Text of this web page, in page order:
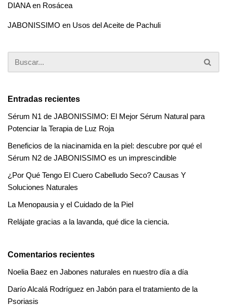
DIANAen Rosácea
JABONISSIMO en Usos del Aceite de Pachuli
Entradas recientes
Sérum N1 de JABONISSIMO: El Mejor Sérum Natural para
Potenciar la Terapia de Luz Roja
Beneficios de la niacinamida en la piel: descubre por qué el
Sérum N2 de JABONISSIMO es un imprescindible
¿Por Qué Tengo El Cuero Cabelludo Seco? Causas Y
Soluciones Naturales
La Menopausia y el Cuidado de la Piel
Relájate gracias a la lavanda, qué dice la ciencia.
Comentarios recientes
Noelia Baez en Jabones naturales en nuestro día a día
Darío Alcalá Rodríguez en Jabón para el tratamiento de la
Psoriasis